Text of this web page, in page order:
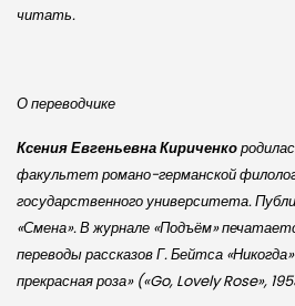
читать.
О переводчике
Ксения Евгеньевна Кириченко
факультет романо-германской
государственного университета.
«Смена». В журнале «Подъём»
переводы рассказов Г. Бейтса
прекрасная роза» («Go, Lovely Rose»,